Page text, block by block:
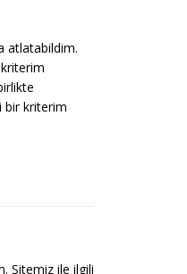
atlatabildim.
bir kriterim
Sitemiz ile ilgili